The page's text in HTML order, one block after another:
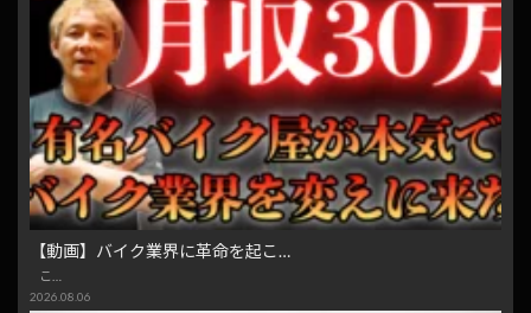
【動画】バイク業界に革命を起こ…
こ…
2026.08.06